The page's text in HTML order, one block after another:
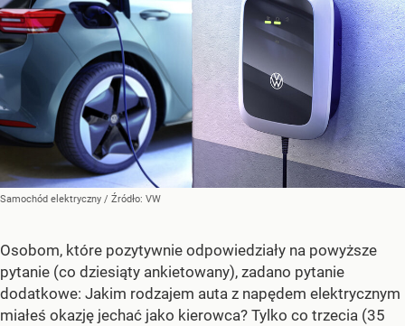
Samochód elektryczny / Źródło: VW
Osobom, które pozytywnie odpowiedziały na powyższe
pytanie (co dziesiąty ankietowany), zadano pytanie
dodatkowe: Jakim rodzajem auta z napędem elektrycznym
miałeś okazję jechać jako kierowca? Tylko co trzecia (35